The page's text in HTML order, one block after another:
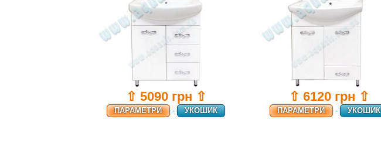
⇧ 5090 грн ⇧
ПАРАМЕТРИ - УКОШИК
⇧ 6120 грн ⇧
ПАРАМЕТРИ - УКОШИК